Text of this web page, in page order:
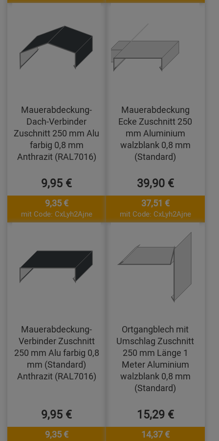
Mauerabdeckung-
Dach-Verbinder
Zuschnitt 250 mm Alu
farbig 0,8 mm
Anthrazit (RAL7016)
9,95 €
9,35 €
mit Code: CxLyh2Ajne
Mauerabdeckung
Ecke Zuschnitt 250
mm Aluminium
walzblank 0,8 mm
(Standard)
39,90 €
37,51 €
mit Code: CxLyh2Ajne
Mauerabdeckung-
Verbinder Zuschnitt
250 mm Alu farbig 0,8
mm (Standard)
Anthrazit (RAL7016)
9,95 €
9,35 €
Ortgangblech mit
Umschlag Zuschnitt
250 mm Länge 1
Meter Aluminium
walzblank 0,8 mm
(Standard)
15,29 €
14,37 €